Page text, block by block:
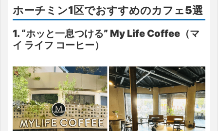
ホーチミン1区でおすすめのカフェ5選
1. “ホッと一息つける” My Life Coffee（マ
イ ライフ コーヒー）